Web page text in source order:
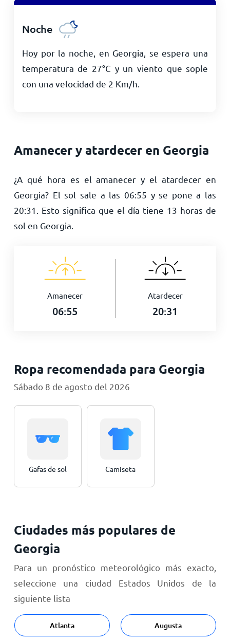
Noche
Hoy por la noche, en Georgia, se espera una
temperatura de 27°C y un viento que sople
con una velocidad de 2 Km/h
Amanecer y atardecer en Georgia
¿A qué hora es el amanecer y el atardecer en
Georgia? El sol sale a las 06:55 y se pone a las
20:31
. Esto significa que el día tiene 13 horas de
sol en Georgia.
Amanecer
06:55
Atardecer
20:31
Ropa recomendada para Georgia
Sábado 8 de agosto del 2026
Gafas de sol Camiseta
Ciudades más populares de
Georgia
Para un pronóstico meteorológico más exacto,
seleccione una ciudad Estados Unidos de la
siguiente lista
Atlanta Augusta